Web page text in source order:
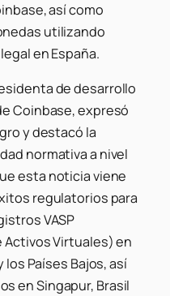
así como
utilizando
en España.
de desarrollo
Coinbase, expresó
y destacó la
normativa a nivel
esta noticia viene
regulatorios para
VASP
Activos Virtuales) en
los Países Bajos, así
en Singapur, Brasil